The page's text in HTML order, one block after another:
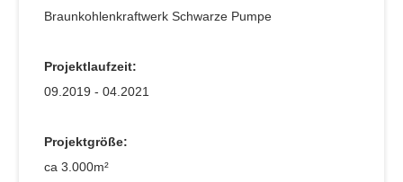
Braunkohlenkraftwerk Schwarze Pumpe
Projektlaufzeit:
09.2019 - 04.2021
Projektgröße:
ca 3.000m²